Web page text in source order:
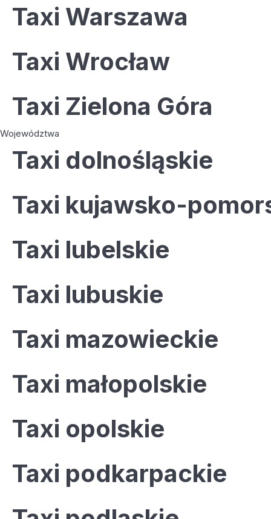
Taxi Warszawa
Taxi Wrocław
Taxi Zielona Góra
Województwa
Taxi dolnośląskie
Taxi kujawsko-
Taxi lubelskie
Taxi lubuskie
Taxi mazowieckie
Taxi małopolskie
Taxi opolskie
Taxi podkarpackie